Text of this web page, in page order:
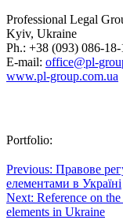
Professional Legal
Kyiv, Ukraine
Ph.: +38 (093) 086-18-
E-mail: office@pl-
www.pl-group.com.ua
Portfolio:
Post
navigation
Previous: Правове
елементами в Україні
Next: Reference on
elements in Ukraine